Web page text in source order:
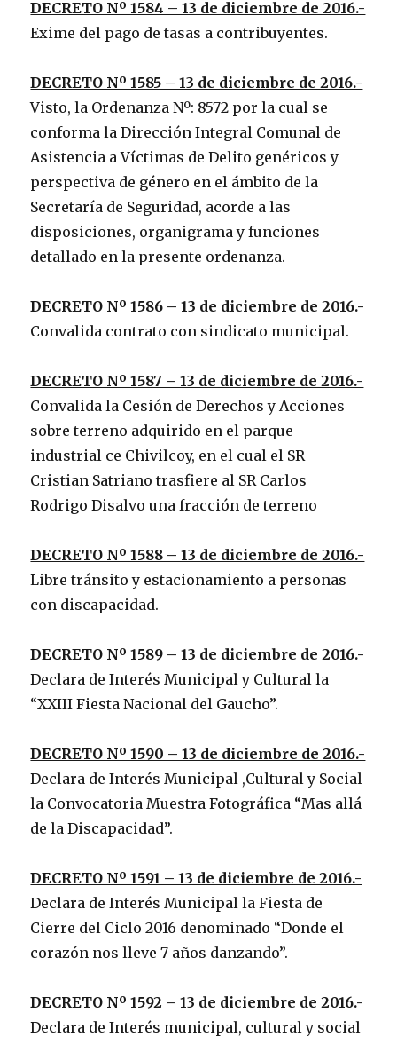
DECRETO Nº 1584 – 13 de diciembre de 2016.-
Exime del pago de tasas a contribuyentes.
DECRETO Nº 1585 – 13 de diciembre de 2016.-
Visto, la Ordenanza Nº: 8572 por la cual se
conforma la Dirección Integral Comunal de
Asistencia a Víctimas de Delito genéricos y
perspectiva de género en el ámbito de la
Secretaría de Seguridad, acorde a las
disposiciones, organigrama y funciones
detallado en la presente ordenanza.
DECRETO Nº 1586 – 13 de diciembre de 2016.-
Convalida contrato con sindicato municipal.
DECRETO Nº 1587 – 13 de diciembre de 2016.-
Convalida la Cesión de Derechos y Acciones
sobre terreno adquirido en el parque
industrial ce Chivilcoy, en el cual el SR
Cristian Satriano trasfiere al SR Carlos
Rodrigo Disalvo una fracción de terreno
DECRETO Nº 1588 – 13 de diciembre de 2016.-
Libre tránsito y estacionamiento a personas
con discapacidad.
DECRETO Nº 1589 – 13 de diciembre de 2016.-
Declara de Interés Municipal y Cultural la
“XXIII Fiesta Nacional del Gaucho”.
DECRETO Nº 1590 – 13 de diciembre de 2016.-
Declara de Interés Municipal ,Cultural y Social
la Convocatoria Muestra Fotográfica “Mas allá
de la Discapacidad”.
DECRETO Nº 1591 – 13 de diciembre de 2016.-
Declara de Interés Municipal la Fiesta de
Cierre del Ciclo 2016 denominado “Donde el
corazón nos lleve 7 años danzando”.
DECRETO Nº 1592 – 13 de diciembre de 2016.-
Declara de Interés municipal, cultural y social